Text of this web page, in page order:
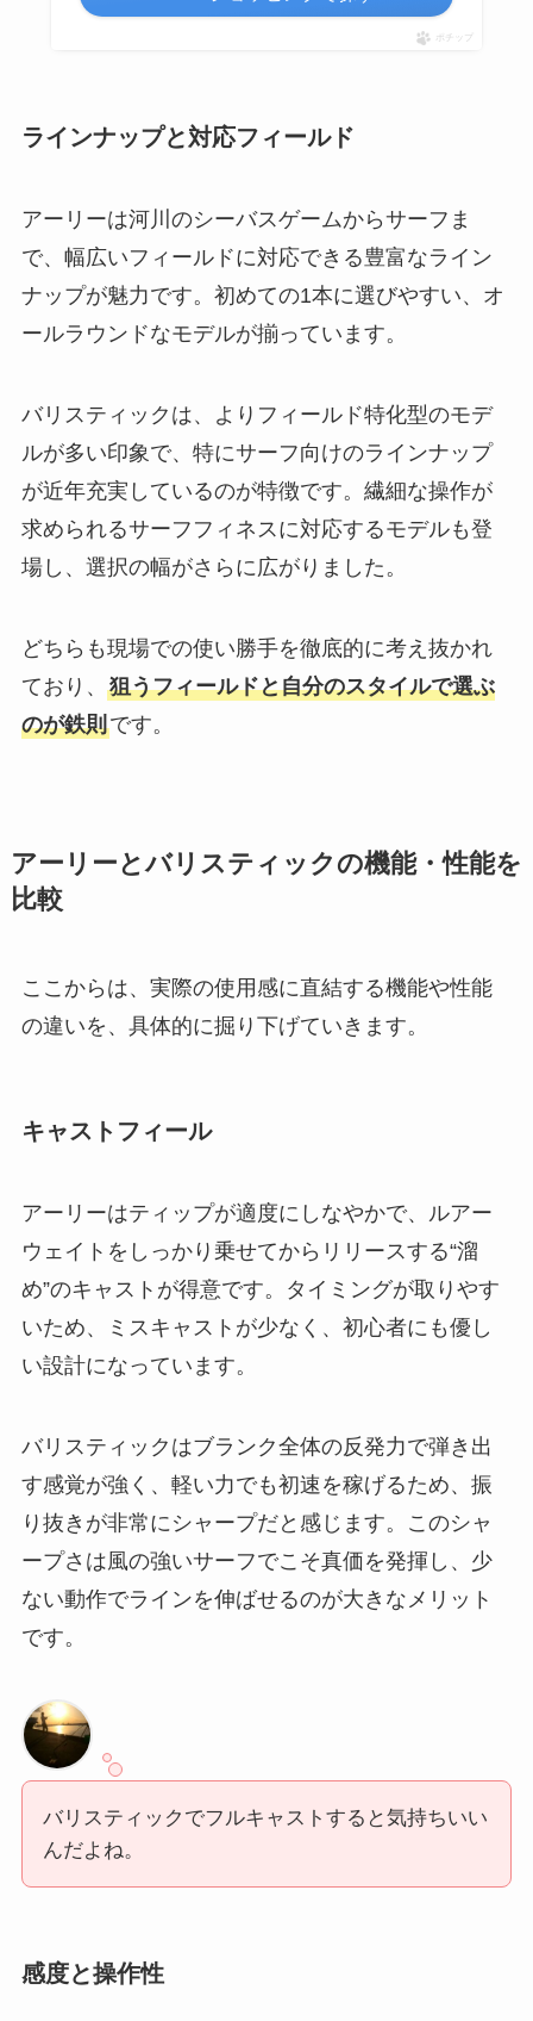
ポチップ
ラインナップと対応フィールド
アーリーは河川のシーバスゲームからサーフま
で、幅広いフィールドに対応できる豊富なライン
ナップが魅力です。初めての1本に選びやすい、オ
ールラウンドなモデルが揃っています。
バリスティックは、よりフィールド特化型のモデ
ルが多い印象で、特にサーフ向けのラインナップ
が近年充実しているのが特徴です。繊細な操作が
求められるサーフフィネスに対応するモデルも登
場し、選択の幅がさらに広がりました。
どちらも現場での使い勝手を徹底的に考え抜かれ
ており、 狙うフィールドと自分のスタイルで選ぶ
のが鉄則です。
アーリーとバリスティックの機能・性能を
比較
ここからは、実際の使用感に直結する機能や性能
の違いを、具体的に掘り下げていきます。
キャストフィール
アーリーはティップが適度にしなやかで、ルアー
ウェイトをしっかり乗せてからリリースする“溜
め”のキャストが得意です。タイミングが取りやす
いため、ミスキャストが少なく、初心者にも優し
い設計になっています。
バリスティックはブランク全体の反発力で弾き出
す感覚が強く、軽い力でも初速を稼げるため、振
り抜きが非常にシャープだと感じます。このシャ
ープさは風の強いサーフでこそ真価を発揮し、少
ない動作でラインを伸ばせるのが大きなメリット
です。
バリスティックでフルキャストすると気持ちいい
んだよね。
感度と操作性